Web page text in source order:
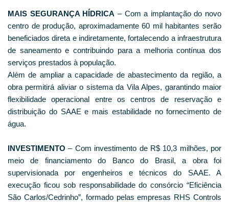
MAIS SEGURANÇA HÍDRICA – Com a implantação do novo
centro de produção, aproximadamente 60 mil habitantes serão
beneficiados direta e indiretamente, fortalecendo a infraestrutura
de saneamento e contribuindo para a melhoria contínua dos
serviços prestados à população.
Além de ampliar a capacidade de abastecimento da região, a
obra permitirá aliviar o sistema da Vila Alpes, garantindo maior
flexibilidade operacional entre os centros de reservação e
distribuição do SAAE e mais estabilidade no fornecimento de
água.
INVESTIMENTO – Com investimento de R$ 10,3 milhões, por
meio de financiamento do Banco do Brasil, a obra foi
supervisionada por engenheiros e técnicos do SAAE. A
execução ficou sob responsabilidade do consórcio “Eficiência
São Carlos/Cedrinho”, formado pelas empresas RHS Controls